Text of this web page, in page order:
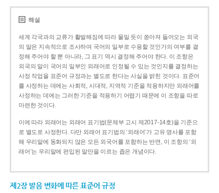
해설
세계 각국과의 교류가 활발해짐에 따라 물밀 듯이 쏟아져 들어오는 외국
의 말은 지속적으로 조사하여 국어의 일부로 수용할 것인가의 여부를 결
정해 주어야 할 뿐 아니라, 그 표기 역시 결정해 주어야 한다. 이 조항은
외국의 말이 국어의 일부인 외래어로 인정될 수 있는 것인지를 결정하는
사정 작업을 표준어 규정과는 별도로 한다는 사실을 밝힌 것이다. 표준어
를 사정하는 데에는 사회적, 시대적, 지역적 기준을 적용하지만 외래어를
사정하는 데에는 그러한 기준을 적용하기 어렵기 때문에 이 조항을 따로
마련한 것이다.
이에 따라 외래어는 외래어 표기법(문체부 고시 제2017-14호)을 기준으
로 별도로 사정한다. 다만 외래어 표기법의 ‘외래어’가 고유 명사를 포함
해 우리말에 동화되지 않은 모든 외국어를 포함하는 반면, 이 조항의 ‘외
래어’는 우리말에 편입된 말만을 이르는 좁은 개념이다.
제2장 발음 변화에 따른 표준어 규정